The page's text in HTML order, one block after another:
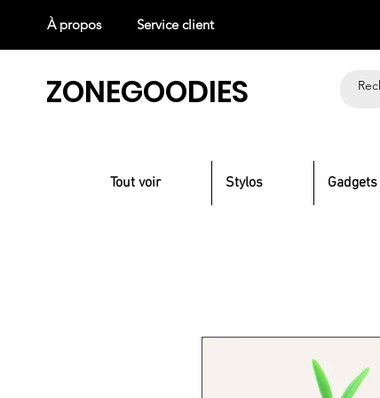
À propos Service client
ZONEGOODIES
Tout voir Stylos Gadgets